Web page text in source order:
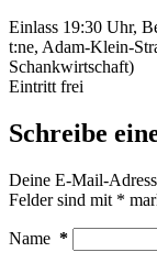
Einlass 19:30 Uhr,
t:ne, Adam-Klein-
Schankwirtschaft)
Eintritt frei
Schreibe
Deine E-Mail-
Felder sind mit *
Name *